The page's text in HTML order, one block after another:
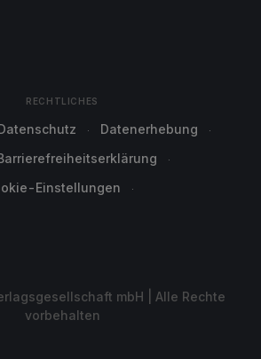
RECHTLICHES
Datenerhebung
Einstellungen
mbH | Alle Rechte
vorbehalten